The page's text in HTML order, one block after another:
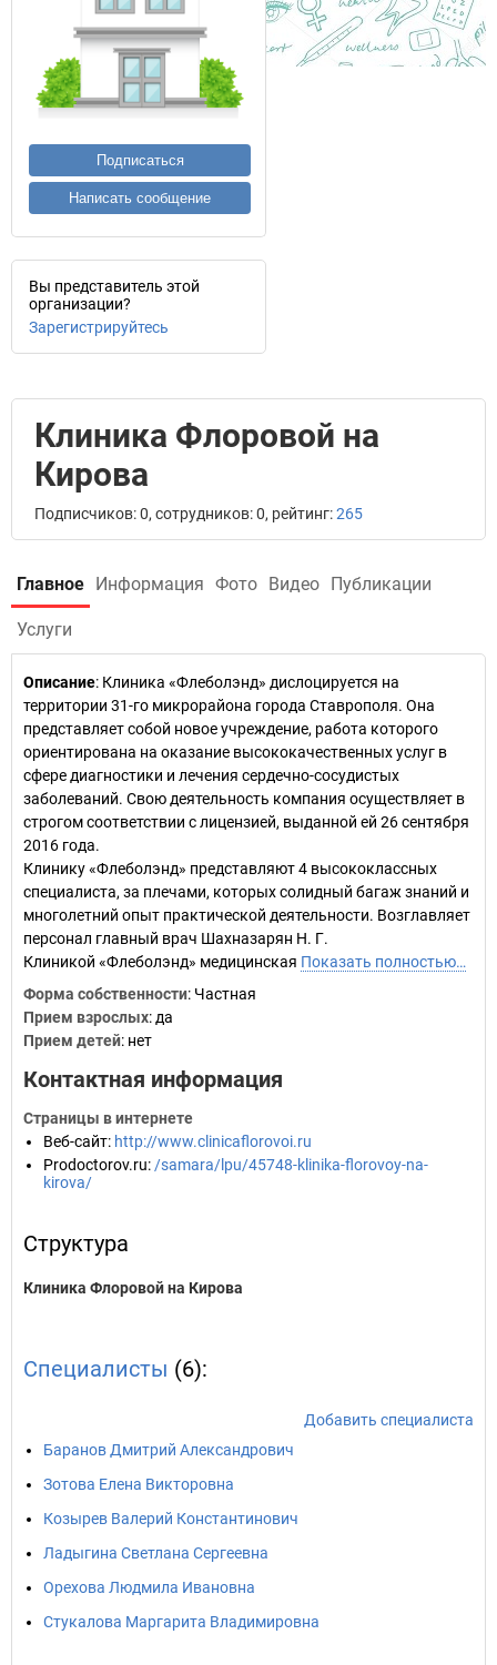
Подписаться
Написать сообщение
Вы представитель этой
организации?
Зарегистрируйтесь
Клиника Флоровой на
Кирова
Подписчиков: 0, сотрудников: 0, рейтинг:265
Главное Информация Фото Видео Публикации
Услуги
Описание: Клиника «Флеболэнд» дислоцируется на
территории 31-го микрорайона города Ставрополя. Она
представляет собой новое учреждение, работа которого
ориентирована на оказание высококачественных услуг в
сфере диагностики и лечения сердечно-сосудистых
заболеваний. Свою деятельность компания осуществляет в
строгом соответствии с лицензией, выданной ей 26 сентября
2016 года.
Клинику «Флеболэнд» представляют 4 высококлассных
специалиста, за плечами, которых солидный багаж знаний и
многолетний опыт практической деятельности. Возглавляет
персонал главный врач Шахназарян Н. Г.
Клиникой «Флеболэнд» медицинская Показать полностью…
Форма собственности: Частная
Прием взрослых: да
Прием детей: нет
Контактная информация
Страницы в интернете
Веб-сайт: http://www.clinicaflorovoi.ru
Prodoctorov.ru: /samara/lpu/45748-klinika-florovoy-na-
kirova/
Структура
Клиника Флоровой на Кирова
Специалисты (6):
Добавить специалиста
Баранов Дмитрий Александрович
Зотова Елена Викторовна
Козырев Валерий Константинович
Ладыгина Светлана Сергеевна
Орехова Людмила Ивановна
Стукалова Маргарита Владимировна